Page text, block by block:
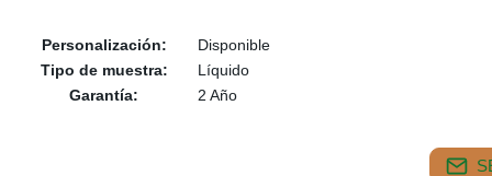
Personalización:
Disponible
Tipo de muestra:
Líquido
Garantía:
2 Año